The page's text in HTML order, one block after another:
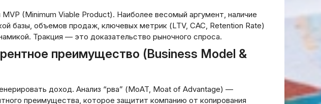
(Minimum Viable Product). Наиболее весомый аргумент, наличие
базы, объемов продаж, ключевых метрик (LTV, CAC, Retention Rate)
Тракция — это доказательство рыночного спроса.
преимущество (Business Model &
доход. Анализ “рва” (MoAT, Moat of Advantage) —
преимущества, которое защитит компанию от копирования